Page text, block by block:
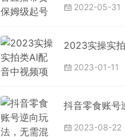
2022-05-31
2023-01-11
2023-08-22